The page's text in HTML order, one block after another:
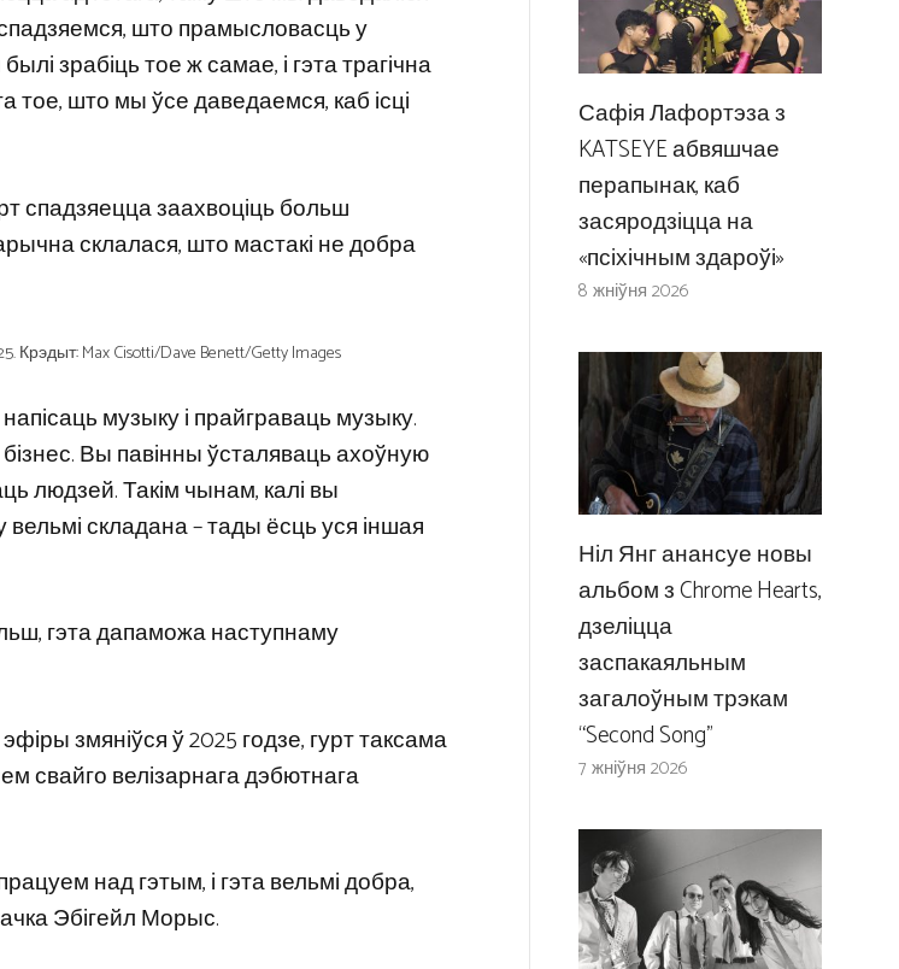
што прамысловасць у
зрабіць тое ж самае, і гэта трагічна
тое, што мы ўсе даведаемся, каб ісці
спадзяецца заахвоціць больш
склалася, што мастакі не добра
Max Cisotti/Dave Benett/Getty Images
музыку і прайграваць музыку.
Вы павінны ўсталяваць ахоўную
людзей. Такім чынам, калі вы
складана – тады ёсць уся іншая
гэта дапаможа наступнаму
змяніўся ў 2025 годзе, гурт таксама
свайго велізарнага дэбютнага
над гэтым, і гэта вельмі добра,
Эбігейл Морыс.
Сафія Лафортэза з
KATSEYE абвяшчае
перапынак, каб
засяродзіцца на
«псіхічным здароўі»
8 жніўня 2026
Ніл Янг анансуе новы
альбом з Chrome Hearts,
дзеліцца
заспакаяльным
загалоўным трэкам
“Second Song”
7 жніўня 2026